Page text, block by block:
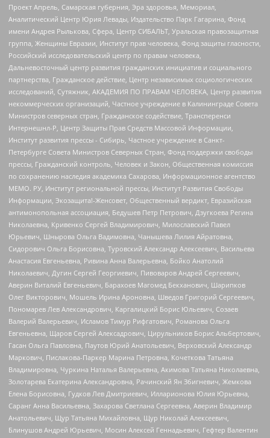
Проект Апрель, Самарская губерния, Эра здоровья, Мемориал,
Аналитический Центр Юрия Левады, Издательство Парк Гагарина, Фонд
имени Андрея Рылькова, Сфера, Центр СИБАЛЬТ, Уральская правозащитная
группа, Женщины Евразии, Институт прав человека, Фонд защиты гласности,
Российский исследовательский центр по правам человека,
Дальневосточный центр развития гражданских инициатив и социального
партнерства, Гражданское действие, Центр независимых социологических
исследований, Сутяжник, АКАДЕМИЯ ПО ПРАВАМ ЧЕЛОВЕКА, Центр развития
некоммерческих организаций, Частное учреждение в Калининграде Совета
Министров северных стран, Гражданское содействие, Трансперенси
Интернешнл-Р, Центр Защиты Прав Средств Массовой Информации,
Институт развития прессы - Сибирь, Частное учреждение в Санкт-
Петербурге Совета Министров Северных Стран, Фонд поддержки свободы
прессы, Гражданский контроль, Человек и Закон, Общественная комиссия
по сохранению наследия академика Сахарова, Информационное агентство
МЕМО. РУ, Институт региональной прессы, Институт Развития Свободы
Информации, Экозащита!-Женсовет, Общественный вердикт, Евразийская
антимонопольная ассоциация, Бедушев Петр Петрович, Дзугкоева Регина
Николаевна, Кривенко Сергей Владимирович, Милославский Павел
Юрьевич, Шнырова Ольга Вадимовна, Чанышева Лилия Айратовна,
Сидорович Ольга Борисовна, Туровский Александр Алексеевич, Васильева
Анастасия Евгеньевна, Ривина Анна Валерьевна, Бойко Анатолий
Николаевич, Дугин Сергей Георгиевич, Пивоваров Андрей Сергеевич,
Аверин Виталий Евгеньевич, Барахоев Магомед Бекханович, Шарипков
Олег Викторович, Мошель Ирина Ароновна, Шведов Григорий Сергеевич,
Пономарев Лев Александрович, Каргалицкий Борис Юльевич, Созаев
Валерий Валерьевич, Исламов Тимур Рифгатович, Романова Ольга
Евгеньевна, Щаров Сергей Алексадрович, Цирульников Борис Альбертович,
Гасан Ольга Павловна, Паутов Юрий Анатольевич, Верховский Александр
Маркович, Пислакова-Паркер Марина Петровна, Кочеткова Татьяна
Владимировна, Чуркина Наталья Валерьевна, Акимова Татьяна Николаевна,
Золотарева Екатерина Александровна, Рачинский Ян Збигневич, Жемкова
Елена Борисовна, Гудков Лев Дмитриевич, Илларионова Юлия Юрьевна,
Саранг Анна Васильевна, Захарова Светлана Сергеевна, Аверин Владимир
Анатольевич, Щур Татьяна Михайловна, Щур Николай Алексеевич,
Блинушов Андрей Юрьевич, Мосин Алексей Геннадьевич, Гефтер Валентин